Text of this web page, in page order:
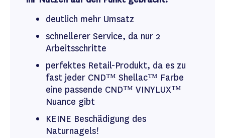
deutlich mehr Umsatz
schnellerer Service, da nur 2
Arbeitsschritte
perfektes Retail-Produkt, da es zu
fast jeder CND™ Shellac™ Farbe
eine passende CND™ VINYLUX™
Nuance gibt
KEINE Beschädigung des
Naturnagels!